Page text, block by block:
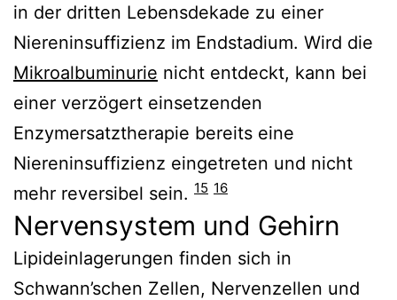
in der dritten Lebensdekade zu einer
Niereninsuffizienz im Endstadium. Wird die
Mikroalbuminurie nicht entdeckt, kann bei
einer verzögert einsetzenden
Enzymersatztherapie bereits eine
Niereninsuffizienz eingetreten und nicht
mehr reversibel sein. 15 16
Nervensystem und Gehirn
Lipideinlagerungen finden sich in
Schwann’schen Zellen, Nervenzellen und